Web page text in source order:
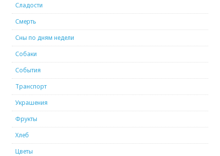
Сладости
Смерть
Сны по дням недели
Собаки
События
Транспорт
Украшения
Фрукты
Хлеб
Цветы